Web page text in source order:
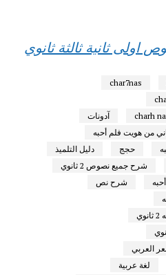
اولى ثانية ثالثة ثانوي
char7nas
charh
آدونات
من هويت فلم أحبه
حجج
دليل التلميذ
شرح جميع نصوص 2 ثانوي
شرح نص
العربي
لغة عربية